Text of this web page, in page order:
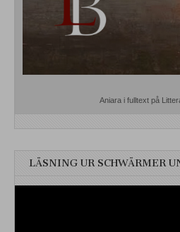
Aniara i fulltext på
LÄSNING UR SCHWÄRMER